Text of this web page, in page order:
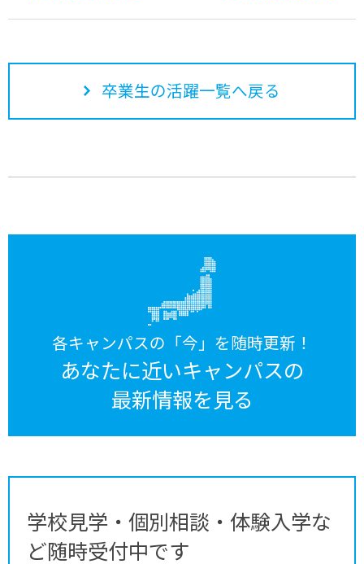
卒業生の活躍一覧へ戻る
各キャンパスの「今」を随時更新！
あなたに近いキャンパスの
最新情報を見る
学校見学・個別相談・体験入学な
ど随時受付中です